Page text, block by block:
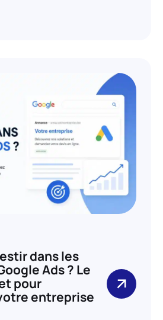
dans les
Ads ? Le
pour
entreprise